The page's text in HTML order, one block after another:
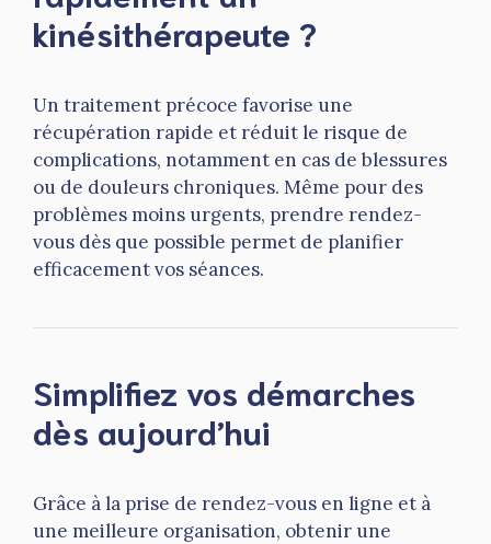
kinésithérapeute ?
Un traitement précoce favorise une
récupération rapide et réduit le risque de
complications, notamment en cas de blessures
ou de douleurs chroniques. Même pour des
problèmes moins urgents, prendre rendez-
vous dès que possible permet de planifier
efficacement vos séances.
Simplifiez vos démarches
dès aujourd’hui
Grâce à la prise de rendez-vous en ligne et à
une meilleure organisation, obtenir une